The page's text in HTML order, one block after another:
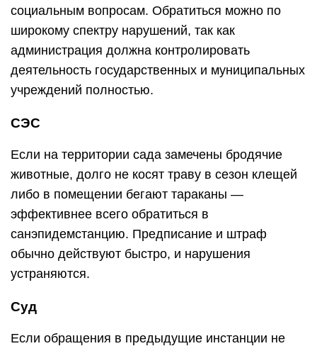
социальным вопросам. Обратиться можно по
широкому спектру нарушений, так как
администрация должна контролировать
деятельность государственных и муниципальных
учреждений полностью.
СЭС
Если на территории сада замечены бродячие
животные, долго не косят траву в сезон клещей
либо в помещении бегают тараканы —
эффективнее всего обратиться в
санэпидемстанцию. Предписание и штраф
обычно действуют быстро, и нарушения
устраняются.
Суд
Если обращения в предыдущие инстанции не